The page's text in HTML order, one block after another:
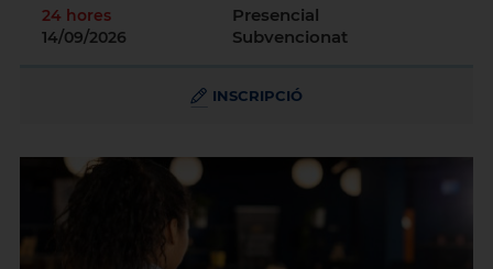
24 hores
14/09/2026
Presencial
Subvencionat
INSCRIPCIÓ